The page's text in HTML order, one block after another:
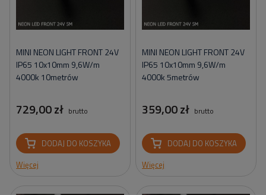
MINI NEON LIGHT FRONT 24V
IP65 10x10mm 9,6W/m
4000k 10metrów
729,00 zł brutto
DODAJ DO KOSZYKA
Więcej
MINI NEON LIGHT FRONT 24V
IP65 10x10mm 9,6W/m
4000k 5metrów
359,00 zł brutto
DODAJ DO KOSZYKA
Więcej